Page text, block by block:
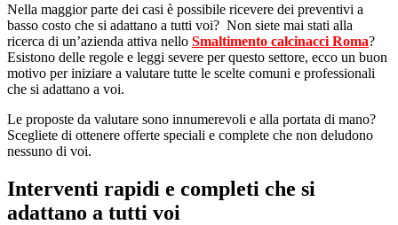
Nella maggior parte dei casi è possibile ricevere dei preventivi a
basso costo che si adattano a tutti voi? Non siete mai stati alla
ricerca di un’azienda attiva nello Smaltimento calcinacci Roma?
Esistono delle regole e leggi severe per questo settore, ecco un buon
motivo per iniziare a valutare tutte le scelte comuni e professionali
che si adattano a voi.
Le proposte da valutare sono innumerevoli e alla portata di mano?
Scegliete di ottenere offerte speciali e complete che non deludono
nessuno di voi.
Interventi rapidi e completi che si
adattano a tutti voi